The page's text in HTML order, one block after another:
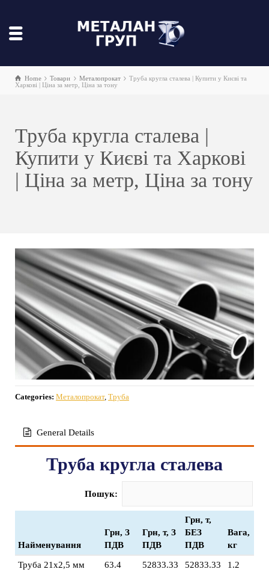
Home Товари Металопрокат
Труба кругла сталева | Купити у Києві та
Харкові | Ціна за метр, Ціна за тону
Труба кругла сталева |
Купити у Києві та Харкові
| Ціна за метр, Ціна за тону
Categories: Металопрокат, Труба
General Details
Труба кругла сталева
Пошук:
Найменування
Грн, З
ПДВ
Грн, т, З
ПДВ
Грн, т,
БЕЗ
ПДВ
Вага,
кг
Труба 21х2,5 мм
63.4 52833.33 52833.33 1.2